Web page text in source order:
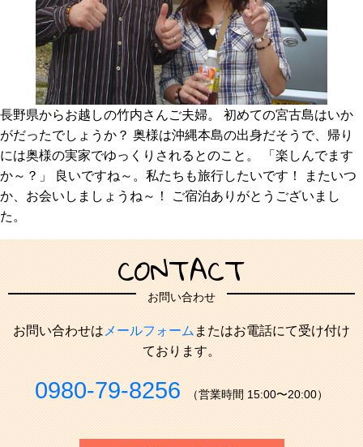
長野県からお越しの竹内さんご夫婦。 初めての宮古島はいか
がだったでしょうか？ 奥様は沖縄本島の出身だそうで、帰り
には奥様の実家でゆっくりされるとのこと。 「楽しんでます
か～？」 良いですね～。私たちも旅行したいです！ またいつ
か、お会いしましょうね～！ ご宿泊ありがとうございまし
た。
CONTACT
お問い合わせ
お問い合わせはメールフォームまたはお電話にて受け付け
ております。
0980-79-8256 （営業時間 15:00〜20:00）